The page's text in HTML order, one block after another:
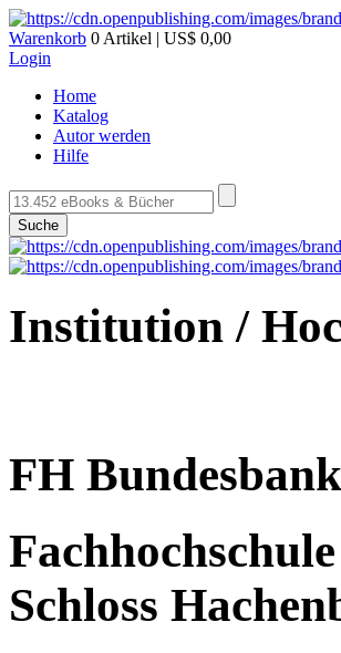
Warenkorb 0 Artikel | US$ 0,00
Login
Home
Katalog
Autor werden
Hilfe
Suche
Institution /
FH Bundesbank
Schloss